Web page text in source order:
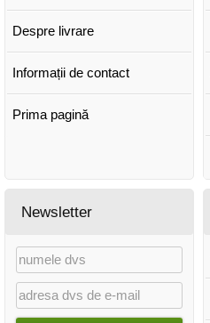
Despre livrare
Informații de contact
Prima pagină
Newsletter